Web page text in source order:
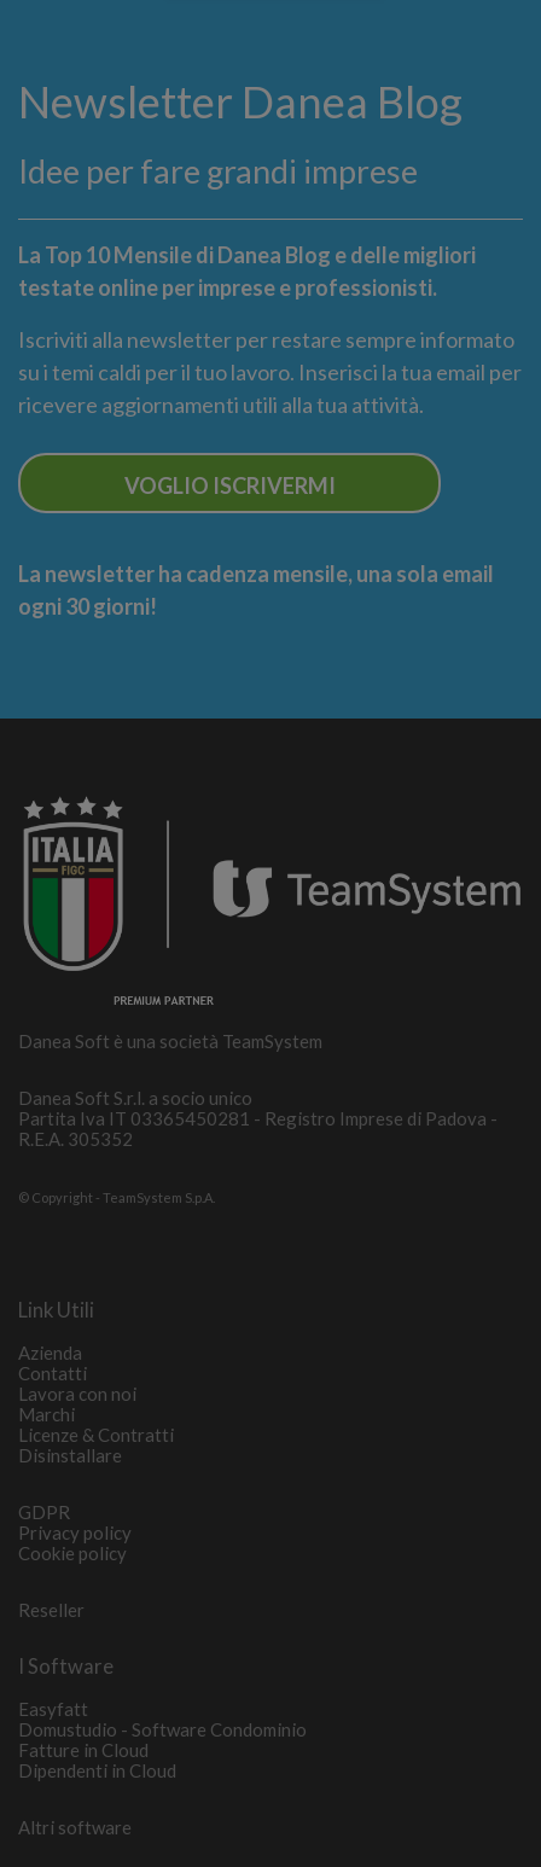
Newsletter Danea Blog
Idee per fare grandi imprese
La Top 10 Mensile di Danea Blog e delle migliori
testate online per imprese e professionisti.
Iscriviti alla newsletter per restare sempre informato
su i temi caldi per il tuo lavoro. Inserisci la tua email per
ricevere aggiornamenti utili alla tua attività.
VOGLIO ISCRIVERMI
La newsletter ha cadenza mensile, una sola email
ogni 30 giorni!
Danea Soft è una società TeamSystem
Danea Soft S.r.l. a socio unico
Partita Iva IT 03365450281 - Registro Imprese di Padova -
R.E.A. 305352
© Copyright - TeamSystem S.p.A.
Link Utili
Azienda
Contatti
Lavora con noi
Marchi
Licenze & Contratti
Disinstallare
GDPR
Privacy policy
Cookie policy
Reseller
I Software
Easyfatt
Domustudio - Software Condominio
Fatture in Cloud
Dipendenti in Cloud
Altri software